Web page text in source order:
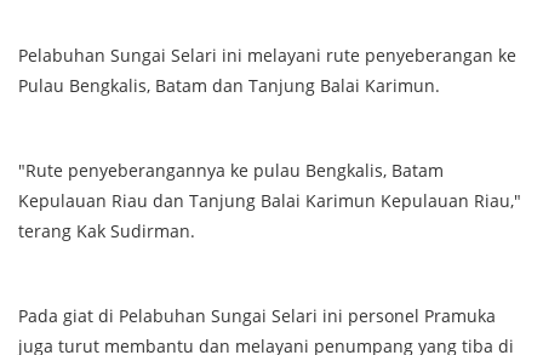
Pelabuhan Sungai Selari ini melayani rute penyeberangan ke
Pulau Bengkalis, Batam dan Tanjung Balai Karimun.
"Rute penyeberangannya ke pulau Bengkalis, Batam
Kepulauan Riau dan Tanjung Balai Karimun Kepulauan Riau,"
terang Kak Sudirman.
Pada giat di Pelabuhan Sungai Selari ini personel Pramuka
juga turut membantu dan melayani penumpang yang tiba di